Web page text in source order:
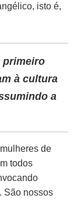
isto é,
primeiro
à cultura
a
de
todos
São nossos